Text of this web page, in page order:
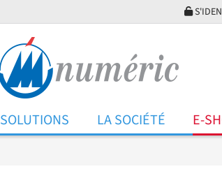
SOLUTIONS LA SOCIÉTÉ E-